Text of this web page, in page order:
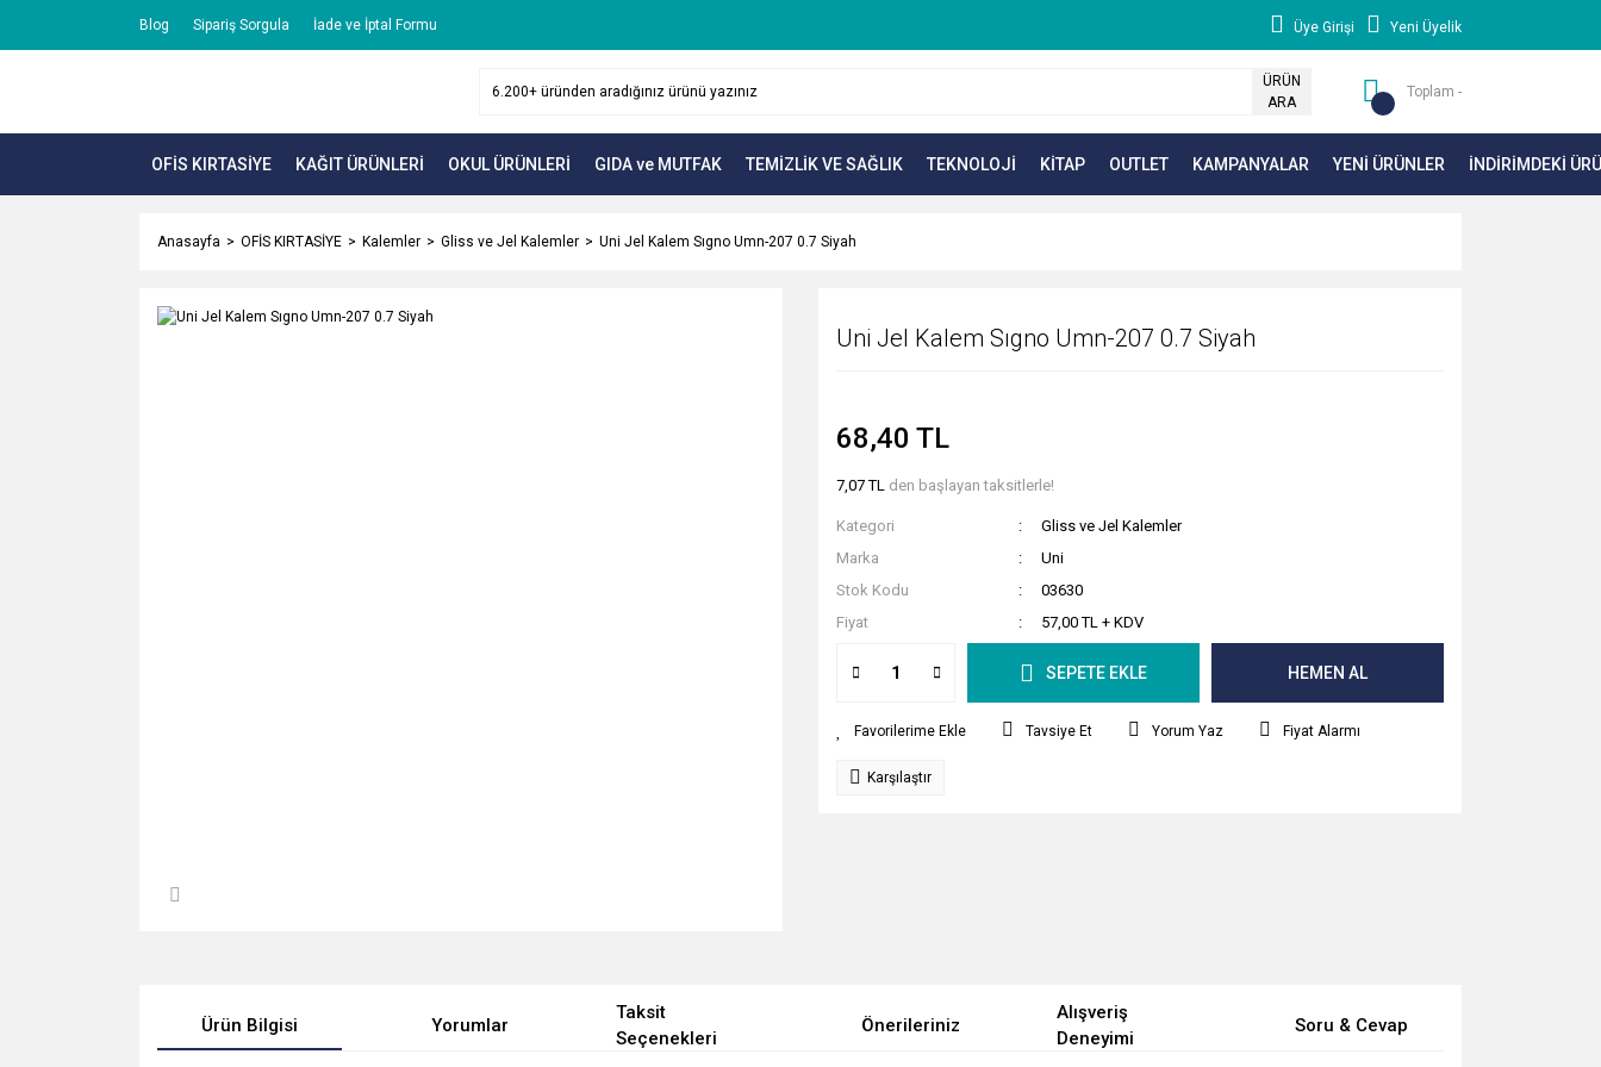
Blog Sipariş Sorgula İade ve İptal Formu Üye Girişi Yeni Üyelik
ÜRÜN
ARA
Toplam -
OFİS KIRTASİYE KAĞIT ÜRÜNLERİ OKUL ÜRÜNLERİ GIDA ve MUTFAK TEMİZLİK VE SAĞLIK TEKNOLOJİ KİTAP OUTLET KAMPANYALAR YENİ ÜRÜNLER İNDİRİMDEKİ
Anasayfa OFİS KIRTASİYE Kalemler Gliss ve Jel Kalemler Uni Jel Kalem Sıgno Umn-207 0.7 Siyah
Uni Jel Kalem Sıgno Umn-207 0.7 Siyah
68,40 TL
7,07 TL den başlayan taksitlerle!
Kategori
Gliss ve Jel Kalemler
Marka
Uni
Stok Kodu
03630
Fiyat
57,00 TL + KDV
SEPETE EKLE HEMEN AL
Tavsiye Et Yorum Yaz Fiyat Alarmı
Karşılaştır
Ürün Bilgisi Yorumlar
Taksit
Seçenekleri
Önerileriniz
Alışveriş
Deneyimi
Soru & Cevap